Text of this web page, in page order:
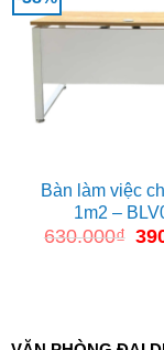
Bàn làm việc
1m2 –
630.000₫ Giá